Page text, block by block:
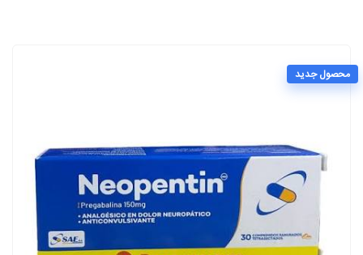
محصول جدید